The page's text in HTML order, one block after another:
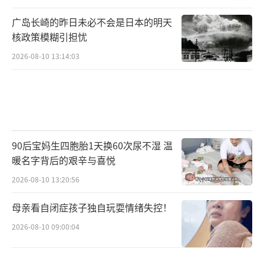
广岛长崎的昨日未必不会是日本的明天
核政策模糊引担忧
2026-08-10 13:14:03
90后宝妈生四胞胎1天换60次尿不湿 温
暖名字背后的艰辛与喜悦
2026-08-10 13:20:56
母亲看自闭症孩子独自玩耍情绪失控！
2026-08-10 09:00:04